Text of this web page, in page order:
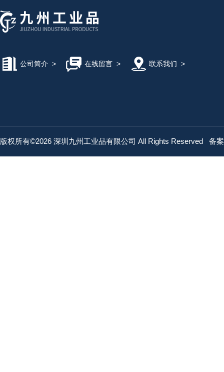
公司简介 > 在线留言> 联系我们 >
版权所有©2026 深圳九州工业品有限公司 All Rights Reserved 备